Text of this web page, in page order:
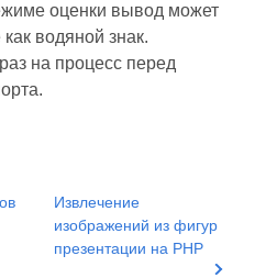
оценки вывод может
водяной знак.
на процесс перед
Извлечение
изображений из фигур
презентации на PHP